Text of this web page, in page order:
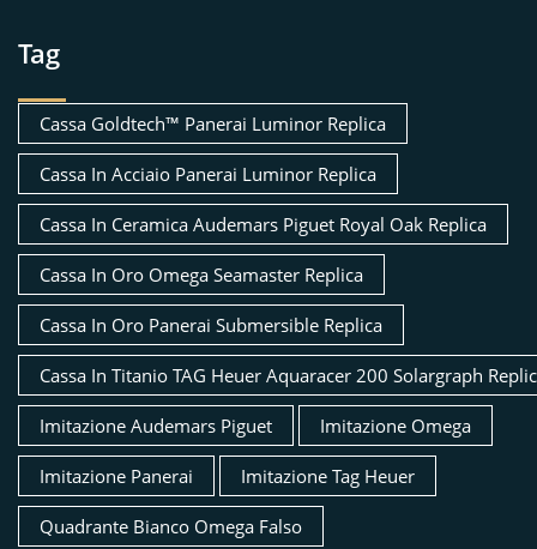
Tag
Cassa Goldtech™ Panerai Luminor Replica
Cassa In Acciaio Panerai Luminor Replica
Cassa In Ceramica Audemars Piguet Royal Oak Replica
Cassa In Oro Omega Seamaster Replica
Cassa In Oro Panerai Submersible Replica
Cassa In Titanio TAG Heuer Aquaracer 200 Solargraph
Imitazione Audemars Piguet Imitazione Omega
Imitazione Panerai Imitazione Tag Heuer
Quadrante Bianco Omega Falso